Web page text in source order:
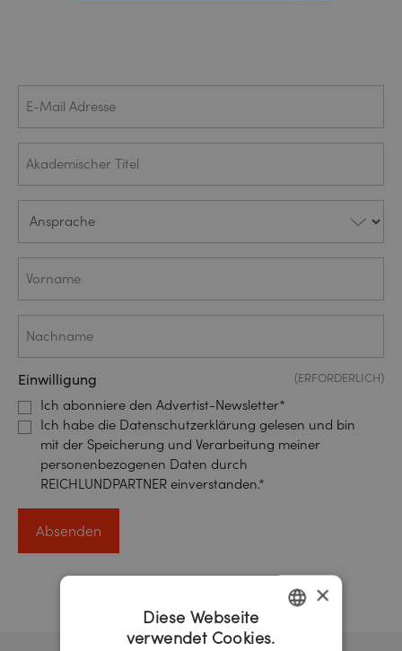
E-Mail
Adresse
(ERFORDERLICH)
Akademischer
Titel
Ansprache(ERFORDERLICH)
Vorname(ERFORDERLICH)
Nachname(ERFORDERLICH)
Einwilligung (ERFORDERLICH)
Ich abonniere den Advertist-Newsletter*
Ich habe die Datenschutzerklärung gelesen und bin
mit der Speicherung und Verarbeitung meiner
personenbezogenen Daten durch
REICHLUNDPARTNER einverstanden.*
GERMAN
×
Diese Webseite
verwendet Cookies.